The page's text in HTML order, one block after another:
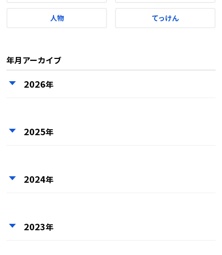
人物 てっけん
年月アーカイブ
2026年
2025年
2024年
2023年